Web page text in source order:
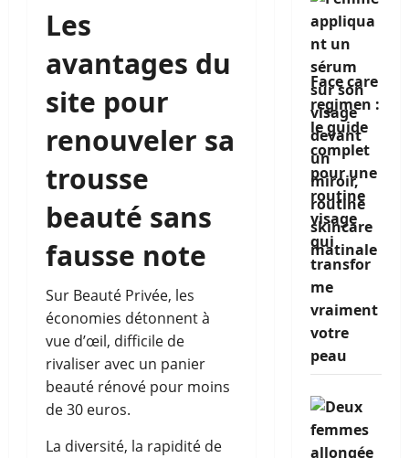
Les
avantages du
site pour
renouveler sa
trousse
beauté sans
fausse note
Sur Beauté Privée, les
économies détonnent à
vue d’œil, difficile de
rivaliser avec un panier
beauté rénové pour moins
de 30 euros.
La diversité, la rapidité de
Face care
regimen :
le guide
complet
pour une
routine
visage
qui
transfor
me
vraiment
votre
peau